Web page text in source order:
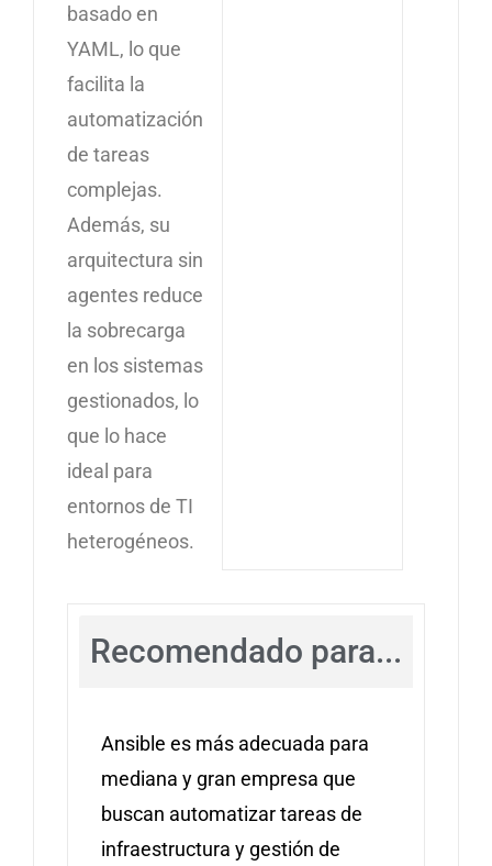
basado en
YAML, lo que
facilita la
automatización
de tareas
complejas.
Además, su
arquitectura sin
agentes reduce
la sobrecarga
en los sistemas
gestionados, lo
que lo hace
ideal para
entornos de TI
heterogéneos.
Recomendado para...
Ansible es más adecuada para
mediana y gran empresa que
buscan automatizar tareas de
infraestructura y gestión de